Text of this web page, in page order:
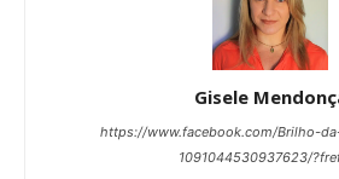
Gisele
https://www.facebook.com/Brilho-
1091044530937623/